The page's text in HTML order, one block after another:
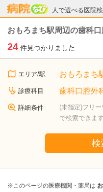
人で選べる医院
病院なび
おもろまち駅周辺の歯科
24 件見つかりました
エリア/駅 おもろまち
診療科目 歯科口腔外
詳細条件
(未指定)フリ
で検索できます
検
※このページの医療機関・薬局は